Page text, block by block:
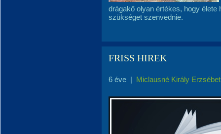
drágakő olyan értékes, hogy élete
szükséget szenvednie.
FRISS HIREK
6 éve | Miclausné Király Erzsébet